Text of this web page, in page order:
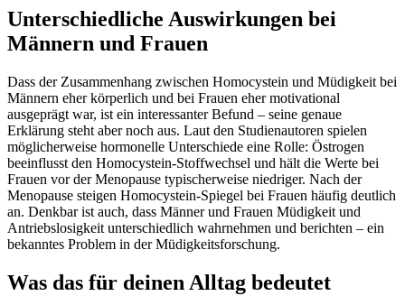
Unterschiedliche Auswirkungen bei
Männern und Frauen
Dass der Zusammenhang zwischen Homocystein und Müdigkeit bei
Männern eher körperlich und bei Frauen eher motivational
ausgeprägt war, ist ein interessanter Befund – seine genaue
Erklärung steht aber noch aus. Laut den Studienautoren spielen
möglicherweise hormonelle Unterschiede eine Rolle: Östrogen
beeinflusst den Homocystein-Stoffwechsel und hält die Werte bei
Frauen vor der Menopause typischerweise niedriger. Nach der
Menopause steigen Homocystein-Spiegel bei Frauen häufig deutlich
an. Denkbar ist auch, dass Männer und Frauen Müdigkeit und
Antriebslosigkeit unterschiedlich wahrnehmen und berichten – ein
bekanntes Problem in der Müdigkeitsforschung.
Was das für deinen Alltag bedeutet